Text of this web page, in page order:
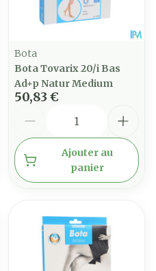
Bota
Bota Tovarix 20/i Bas
Ad+p Natur Medium
50,83 €
Ajouter au
panier